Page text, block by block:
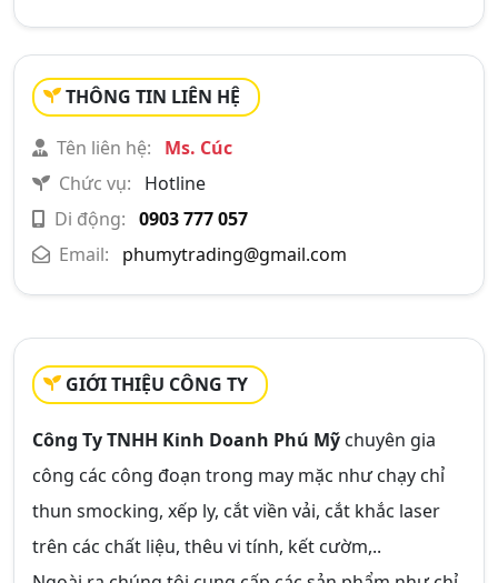
THÔNG TIN LIÊN HỆ
Tên liên hệ:
Ms. Cúc
Chức vụ:
Hotline
Di động: 0903 777 057
Email:
phumytrading@gmail.com
GIỚI THIỆU CÔNG TY
Công Ty TNHH Kinh Doanh Phú Mỹ chuyên gia
công các công đoạn trong may mặc như chạy chỉ
thun smocking, xếp ly, cắt viền vải, cắt khắc laser
trên các chất liệu, thêu vi tính, kết cườm,..